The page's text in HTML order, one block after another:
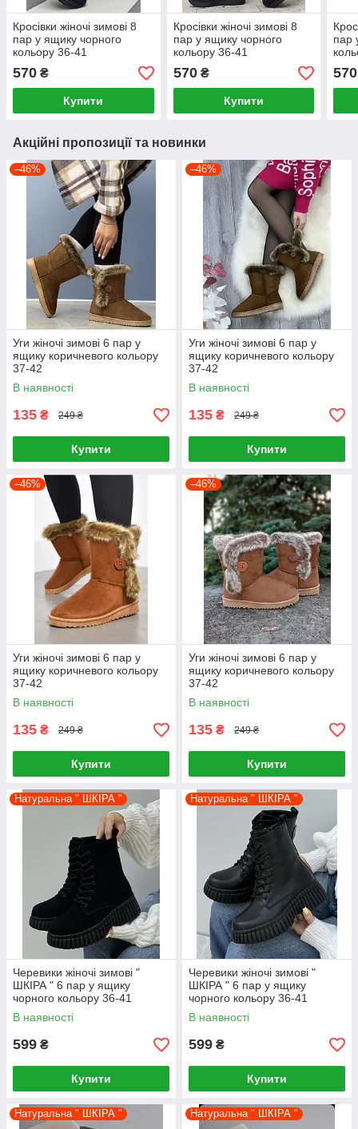
Кросівки жіночі зимові 8
пар у ящику чорного
кольору 36-41
570 ₴
Купити
Кросівки жіночі зимові 8
пар у ящику чорного
кольору 36-41
570₴
Купити
пар
570
Акційні пропозиції та новинки
–46%
Уги жіночі зимові 6 пар у
ящику коричневого кольору
37-42
В наявності
135 ₴ 249 ₴
Купити
–46%
Уги жіночі зимові 6 пар у
ящику коричневого кольору
37-42
В наявності
135 ₴ 249 ₴
Купити
–46%
Уги жіночі зимові 6 пар у
ящику коричневого кольору
37-42
В наявності
135 ₴ 249 ₴
Купити
–46%
Уги жіночі зимові 6 пар у
ящику коричневого кольору
37-42
В наявності
135 ₴ 249 ₴
Купити
Натуральна " ШКІРА "
Черевики жіночі зимові "
ШКІРА " 6 пар у ящику
чорного кольору 36-41
В наявності
599 ₴
Купити
Натуральна " ШКІРА "
Черевики жіночі зимові "
ШКІРА " 6 пар у ящику
чорного кольору 36-41
В наявності
599 ₴
Купити
Натуральна " ШКІРА " Натуральна " ШКІРА "